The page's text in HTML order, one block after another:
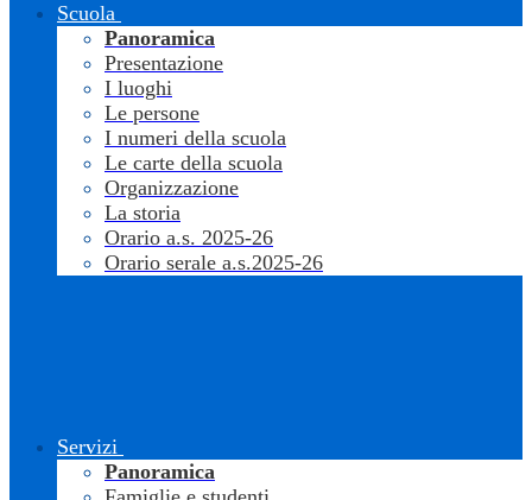
Scuola
Panoramica
Presentazione
I luoghi
Le persone
I numeri della scuola
Le carte della scuola
Organizzazione
La storia
Orario a.s. 2025-26
Orario serale a.s.2025-26
Servizi
Panoramica